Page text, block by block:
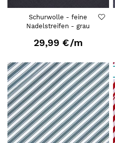
Schurwolle - feine
Nadelstreifen - grau
29,99 €/m